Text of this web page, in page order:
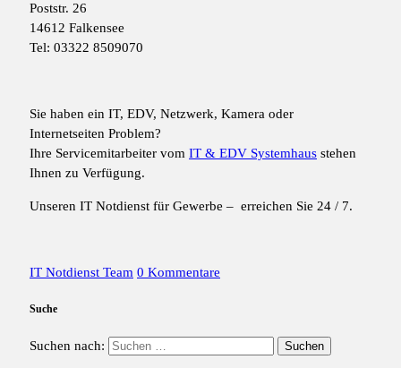
Poststr. 26
14612 Falkensee
Tel: 03322 8509070
Sie haben ein IT, EDV, Netzwerk, Kamera oder
Internetseiten Problem?
Ihre Servicemitarbeiter vom IT & EDV Systemhaus stehen
Ihnen zu Verfügung.
Unseren IT Notdienst für Gewerbe – erreichen Sie 24 / 7.
IT Notdienst Team 0 Kommentare
Suche
Suchen nach: